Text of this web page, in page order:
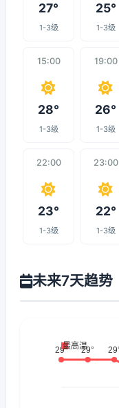
27°
1-3级
25°
1-3级
15:00
28°
1-3级
19:00
26°
1-3级
22:00
23°
1-3级
23:00
22°
1-3级
未来7天趋势